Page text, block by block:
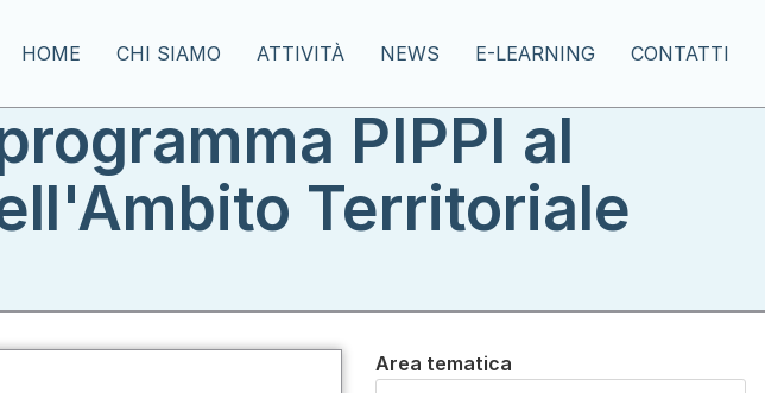
HOME CHI SIAMO ATTIVITÀ NEWS E-LEARNING CONTATTI
PIPPI al
Territoriale
Area tematica